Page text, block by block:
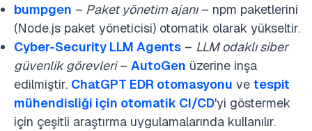
bumpgen – Paket yönetim ajanı– npm paketlerini
(Node.js paket yöneticisi) otomatik olarak yükseltir.
Cyber-Security LLM Agents – LLM odaklı siber
güvenlik görevleri– AutoGen üzerine inşa
edilmiştir. ChatGPT EDR otomasyonu ve tespit
mühendisliği için otomatik CI/CD'yi göstermek
için çeşitli araştırma uygulamalarında kullanılır.